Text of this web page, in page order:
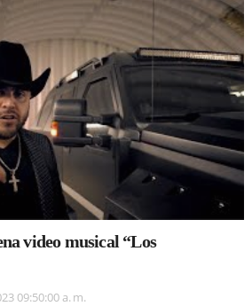
video musical “Los
09:50:00 a. m.